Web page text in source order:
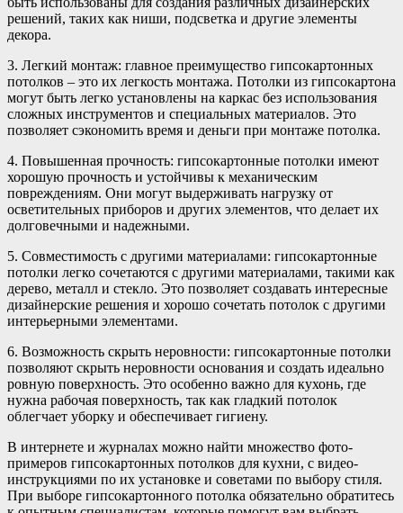
решений, таких как ниши, подсветка и другие элементы
декора.
3. Легкий монтаж: главное преимущество гипсокартонных
потолков – это их легкость монтажа. Потолки из гипсокартона
могут быть легко установлены на каркас без использования
сложных инструментов и специальных материалов. Это
позволяет сэкономить время и деньги при монтаже потолка.
4. Повышенная прочность: гипсокартонные потолки имеют
хорошую прочность и устойчивы к механическим
повреждениям. Они могут выдерживать нагрузку от
осветительных приборов и других элементов, что делает их
долговечными и надежными.
5. Совместимость с другими материалами: гипсокартонные
потолки легко сочетаются с другими материалами, такими как
дерево, металл и стекло. Это позволяет создавать интересные
дизайнерские решения и хорошо сочетать потолок с другими
интерьерными элементами.
6. Возможность скрыть неровности: гипсокартонные потолки
позволяют скрыть неровности основания и создать идеально
ровную поверхность. Это особенно важно для кухонь, где
нужна рабочая поверхность, так как гладкий потолок
облегчает уборку и обеспечивает гигиену.
В интернете и журналах можно найти множество фото-
примеров гипсокартонных потолков для кухни, с видео-
инструкциями по их установке и советами по выбору стиля.
При выборе гипсокартонного потолка обязательно обратитесь